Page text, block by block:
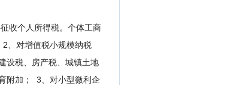
收个人所得税。个体工商
、对增值税小规模纳税
设税、房产税、城镇土地
附加； 3、对小型微利企